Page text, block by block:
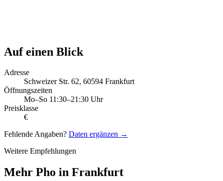
Auf einen Blick
Adresse
Schweizer Str. 62, 60594 Frankfurt
Öffnungszeiten
Mo–So 11:30–21:30 Uhr
Preisklasse
€
Fehlende Angaben? Daten ergänzen →
Weitere Empfehlungen
Mehr Pho in Frankfurt